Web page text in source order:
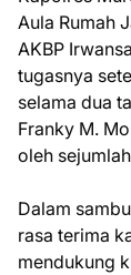
Aula Rumah
AKBP
tugasnya
selama dua
Franky M.
oleh
Dalam
rasa terima
mendukung